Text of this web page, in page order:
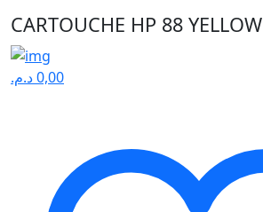
CARTOUCHE HP 88 YELLOW
0,00د.م.